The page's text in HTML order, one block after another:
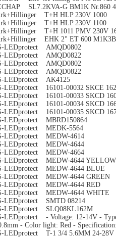
SL7.2KVA-G BM1K Nr.860
T+H HLP 230V 1000
T+H HLP 230V 1100
T+H 1011 PMV 230V
EHK 2" ET 600
LEDprotect AMQD0802
LEDprotect AMQD0822
LEDprotect AMQD0802
LEDprotect AMQD0822
LEDprotect AK4125
LEDprotect 16101-00032 SKCE
LEDprotect 16101-00033 SKCD
LEDprotect 16101-00034 SKCD
LEDprotect 16101-00035 SKCD
LEDprotect MBRD150864
LEDprotect MEDK-5564
LEDprotect MEDW-4614
LEDprotect MEDW-4644
LEDprotect MEDW-4664
LEDprotect MEDW-4644 YELLOW
LEDprotect MEDW-4644 BLUE
LEDprotect MEDW-4644 GREEN
LEDprotect MEDW-4644 RED
LEDprotect MEDW-4644 WHITE
LEDprotect SMTD 08214
LEDprotect SLQ08KL162M
LEDprotect - Voltage: 12-14V -
- Color light: Red -
LEDprotect T-1 3/4 5.6MM 24-28V